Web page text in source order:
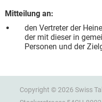
Mitteilung an:
den Vertreter der
der mit dieser in
Personen und der
Copyright © 2026 Swiss